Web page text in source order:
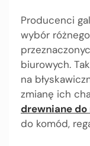
Producenci
wybór
biurowych.
na
zmianę ich
drewniane
do komód,